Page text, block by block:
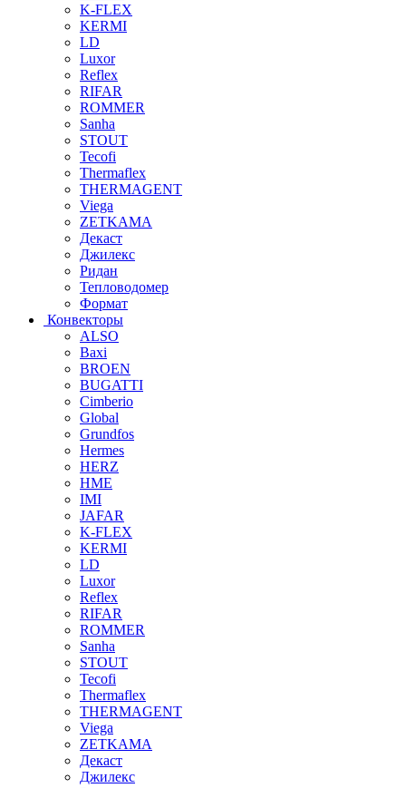
K-FLEX
KERMI
LD
Luxor
Reflex
RIFAR
ROMMER
Sanha
STOUT
Tecofi
Thermaflex
THERMAGENT
Viega
ZETKAMA
Декаст
Джилекс
Ридан
Тепловодомер
Формат
Конвекторы
ALSO
Baxi
BROEN
BUGATTI
Cimberio
Global
Grundfos
Hermes
HERZ
HME
IMI
JAFAR
K-FLEX
KERMI
LD
Luxor
Reflex
RIFAR
ROMMER
Sanha
STOUT
Tecofi
Thermaflex
THERMAGENT
Viega
ZETKAMA
Декаст
Джилекс